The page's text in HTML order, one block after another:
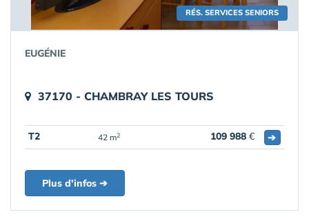
RÉS. SERVICES SENIORS
EUGÉNIE
37170 - CHAMBRAY LES TOURS
T2 42 m2 109 988 € ➔
Plus d'infos ➔